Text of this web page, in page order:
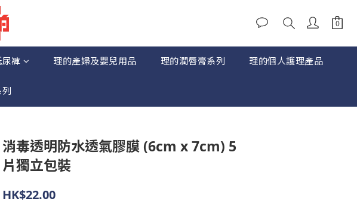
褲 理的產婦及嬰兒用品 理的潤唇膏系列 理的個人護理產品
消毒透明防水透氣膠膜 (6cm x 7cm) 5
片獨立包裝
HK$22.00